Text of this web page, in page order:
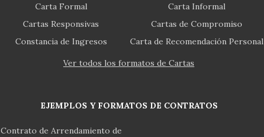
Carta Formal Carta Informal
Cartas Responsivas Cartas de Compromiso
Constancia de Ingresos Carta de Recomendación Personal
Ver todos los formatos de Cartas
EJEMPLOS Y FORMATOS DE CONTRATOS
Contrato de Arrendamiento de